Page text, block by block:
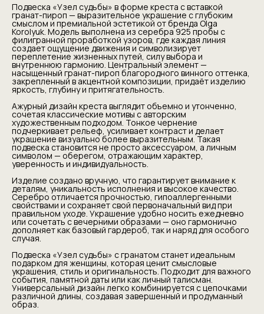
Подвеска «Узел судьбы» в форме креста с вставкой
гранат-пироп — выразительное украшение с глубоким
смыслом и премиальной эстетикой от бренда Olga
Korolyuk. Модель выполнена из серебра 925 пробы с
филигранной проработкой узоров, где каждая линия
создает ощущение движения и символизирует
переплетение жизненных путей, силу выбора и
внутреннюю гармонию. Центральный элемент —
насыщенный гранат-пироп благородного винного оттенка,
закрепленный в акцентной композиции, придаёт изделию
яркость, глубину и притягательность.
Ажурный дизайн креста выглядит объемно и утонченно,
сочетая классические мотивы с авторским
художественным подходом. Тонкое чернение
подчеркивает рельеф, усиливает контраст и делает
украшение визуально более выразительным. Такая
подвеска становится не просто аксессуаром, а личным
символом — оберегом, отражающим характер,
уверенность и индивидуальность.
Изделие создано вручную, что гарантирует внимание к
деталям, уникальность исполнения и высокое качество.
Серебро отличается прочностью, гипоаллергенными
свойствами и сохраняет свой первоначальный вид при
правильном уходе. Украшение удобно носить ежедневно
или сочетать с вечерними образами — оно гармонично
дополняет как базовый гардероб, так и наряд для особого
случая.
Подвеска «Узел судьбы» с гранатом станет идеальным
подарком для женщины, которая ценит смысловые
украшения, стиль и оригинальность. Подходит для важного
события, памятной даты или как личный талисман.
Универсальный дизайн легко комбинируется с цепочками
различной длины, создавая завершенный и продуманный
образ.